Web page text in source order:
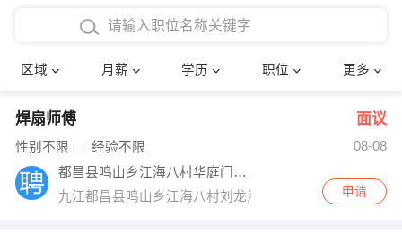
区域 月薪 学历 职位 更多
4000-5000元
8000-12000元
12000-20000元
博士
文员
财务会计
确定
焊扇师傅 面议
性别不限 经验不限
08-08
都昌县鸣山乡江海八村华庭门业加工部
九江都昌县鸣山乡江海八村刘龙海店
申请